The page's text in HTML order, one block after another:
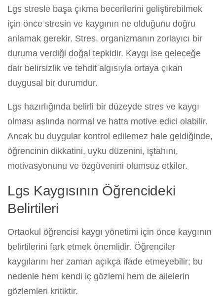
Lgs stresle başa çıkma becerilerini geliştirebilmek
için önce stresin ve kaygının ne olduğunu doğru
anlamak gerekir. Stres, organizmanın zorlayıcı bir
duruma verdiği doğal tepkidir. Kaygı ise geleceğe
dair belirsizlik ve tehdit algısıyla ortaya çıkan
duygusal bir durumdur.
Lgs hazırlığında belirli bir düzeyde stres ve kaygı
olması aslında normal ve hatta motive edici olabilir.
Ancak bu duygular kontrol edilemez hale geldiğinde,
öğrencinin dikkatini, uyku düzenini, iştahını,
motivasyonunu ve özgüvenini olumsuz etkiler.
Lgs Kaygısının Öğrencideki
Belirtileri
Ortaokul öğrencisi kaygı yönetimi için önce kaygının
belirtilerini fark etmek önemlidir. Öğrenciler
kaygılarını her zaman açıkça ifade etmeyebilir; bu
nedenle hem kendi iç gözlemi hem de ailelerin
gözlemleri kritiktir.